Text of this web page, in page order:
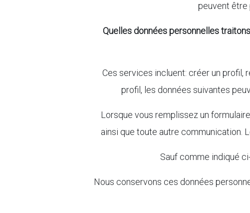
peuvent être
Quelles données personnelles
Ces services incluent: créer un profil,
profil, les données suivantes
Lorsque vous remplissez un
ainsi que toute autre communication.
Sauf comme indiqué
Nous conservons ces données